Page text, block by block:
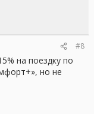
#8
на поездку по
но не